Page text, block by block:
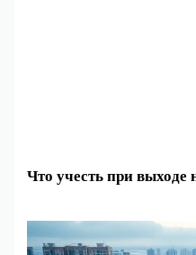
Что учесть при